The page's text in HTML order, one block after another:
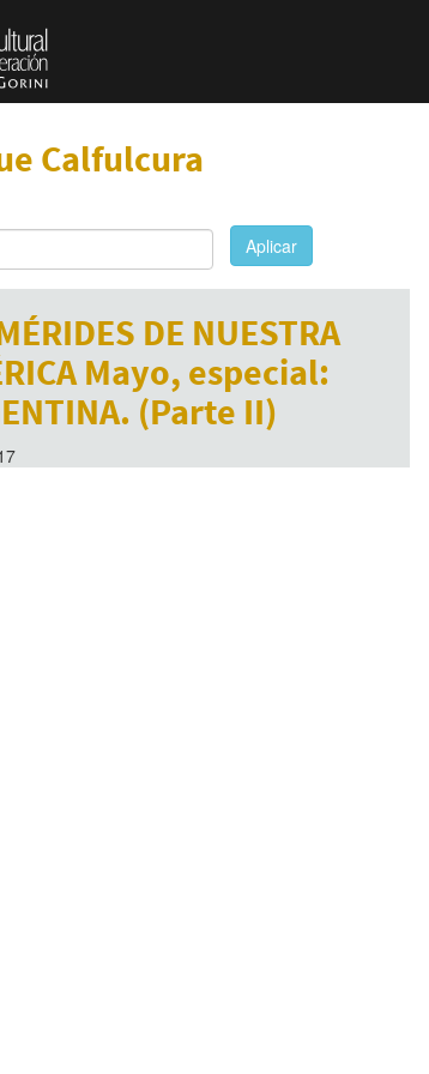
Calfulcura
Aplicar
DE NUESTRA
Mayo, especial:
(Parte II)